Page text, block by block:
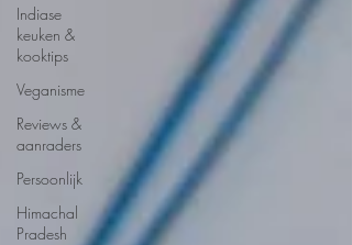
Indiase
keuken &
kooktips
Veganisme
Reviews &
aanraders
Persoonlijk
Himachal
Pradesh